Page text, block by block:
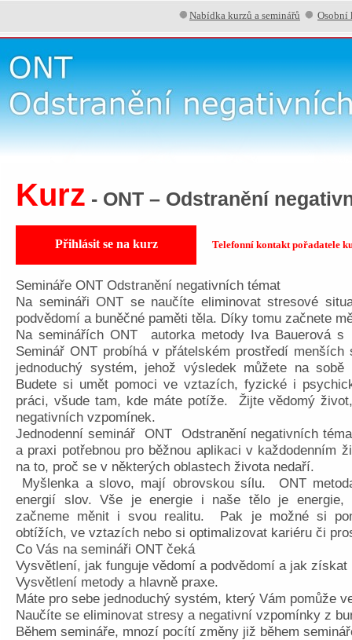
Nabídka kurzů a seminářů Osobní
Kurz - ONT – Odstranění
Přihlásit se na kurz Telefonní kontakt pořadatele
Semináře ONT Odstranění negativních témat
Na semináři ONT se naučíte eliminovat stresové
podvědomí a buněčné paměti těla. Díky tomu začnete
Na seminářích ONT autorka metody Iva Bauerová s
Seminář ONT probíhá v přátelském prostředí
jednoduchý systém, jehož výsledek můžete na
Budete si umět pomoci ve vztazích, fyzické i
práci, všude tam, kde máte potíže. Žijte vědomý
negativních vzpomínek.
Jednodenní seminář ONT Odstranění negativních
a praxi potřebnou pro běžnou aplikaci v každodenním
na to, proč se v některých oblastech života nedaří.
Myšlenka a slovo, mají obrovskou sílu. ONT
energií slov. Vše je energie i naše tělo je energie,
začneme měnit i svou realitu. Pak je možné si
obtížích, ve vztazích nebo si optimalizovat kariéru či
Co Vás na semináři ONT čeká
Vysvětlení, jak funguje vědomí a podvědomí a jak získat
Vysvětlení metody a hlavně praxe.
Máte pro sebe jednoduchý systém, který Vám pomůže
Naučíte se eliminovat stresy a negativní vzpomínky z
Během semináře, mnozí pocítí změny již během